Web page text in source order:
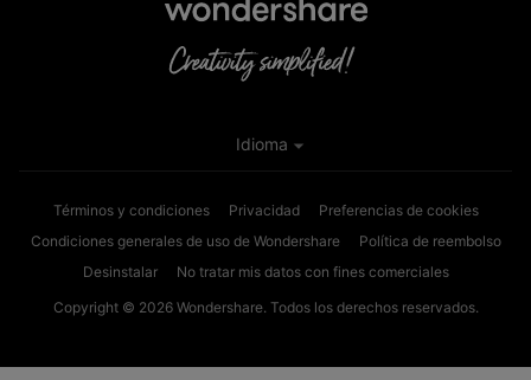
Términos y condiciones Privacidad
Preferencias de cookies
Condiciones generales de uso de Wondershare
Política de reembolso
Desinstalar
No tratar mis datos con fines comerciales
Copyright © 2026 Wondershare. Todos los derechos reservados.
Idioma